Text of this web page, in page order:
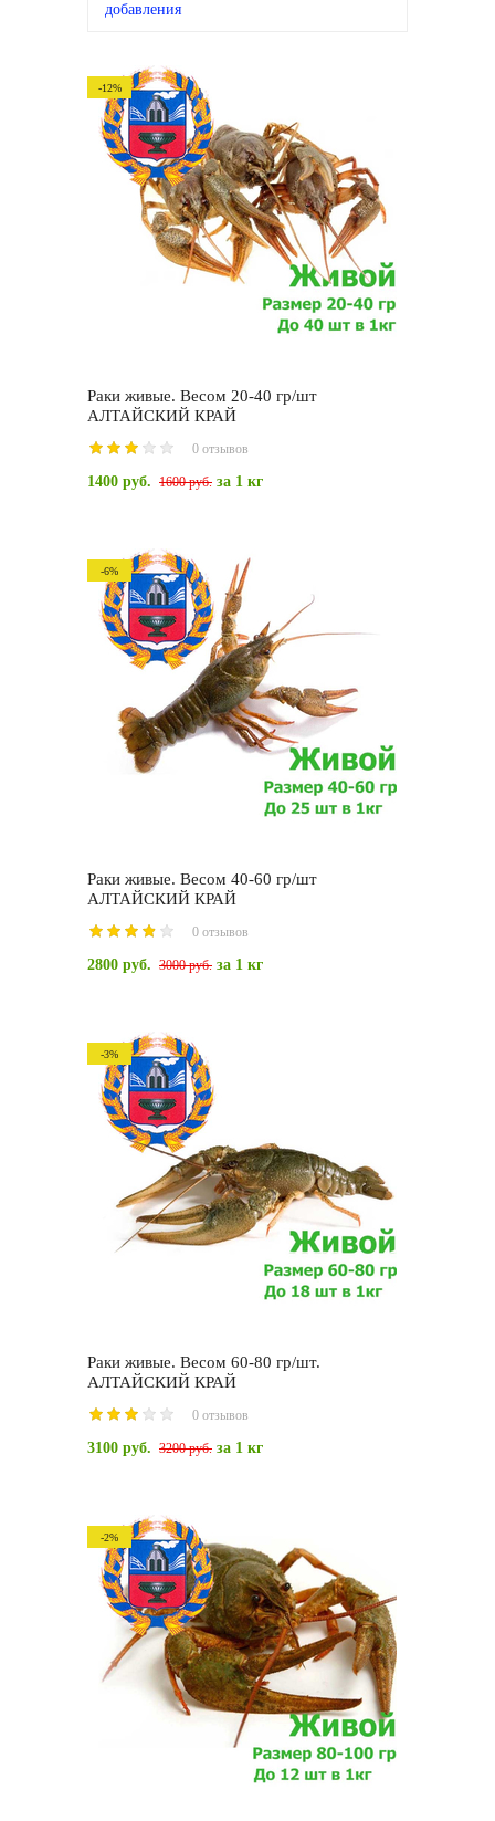
добавления
-12%
Раки живые. Весом 20-40 гр/шт
АЛТАЙСКИЙ КРАЙ
0 отзывов
1400 руб. 1600 руб. за 1 кг
-6%
Раки живые. Весом 40-60 гр/шт
АЛТАЙСКИЙ КРАЙ
0 отзывов
2800 руб. 3000 руб. за 1 кг
-3%
Раки живые. Весом 60-80 гр/шт.
АЛТАЙСКИЙ КРАЙ
0 отзывов
3100 руб. 3200 руб. за 1 кг
-2%